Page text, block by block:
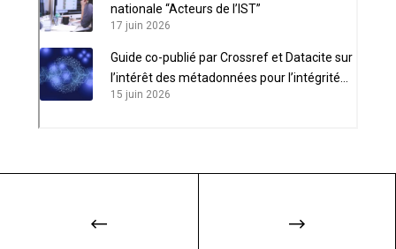
nationale “Acteurs de l’IST”
17 juin 2026
Guide co-publié par Crossref et Datacite sur
l’intérêt des métadonnées pour l’intégrité
scientifique
15 juin 2026